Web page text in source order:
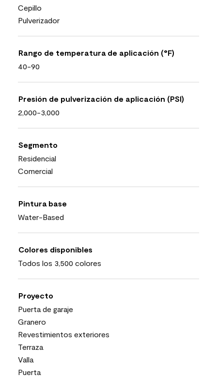
Cepillo
Pulverizador
Rango de temperatura de aplicación (°F)
40-90
Presión de pulverización de aplicación (PSI)
2,000-3,000
Segmento
Residencial
Comercial
Pintura base
Water-Based
Colores disponibles
Todos los 3,500 colores
Proyecto
Puerta de garaje
Granero
Revestimientos exteriores
Terraza
Valla
Puerta